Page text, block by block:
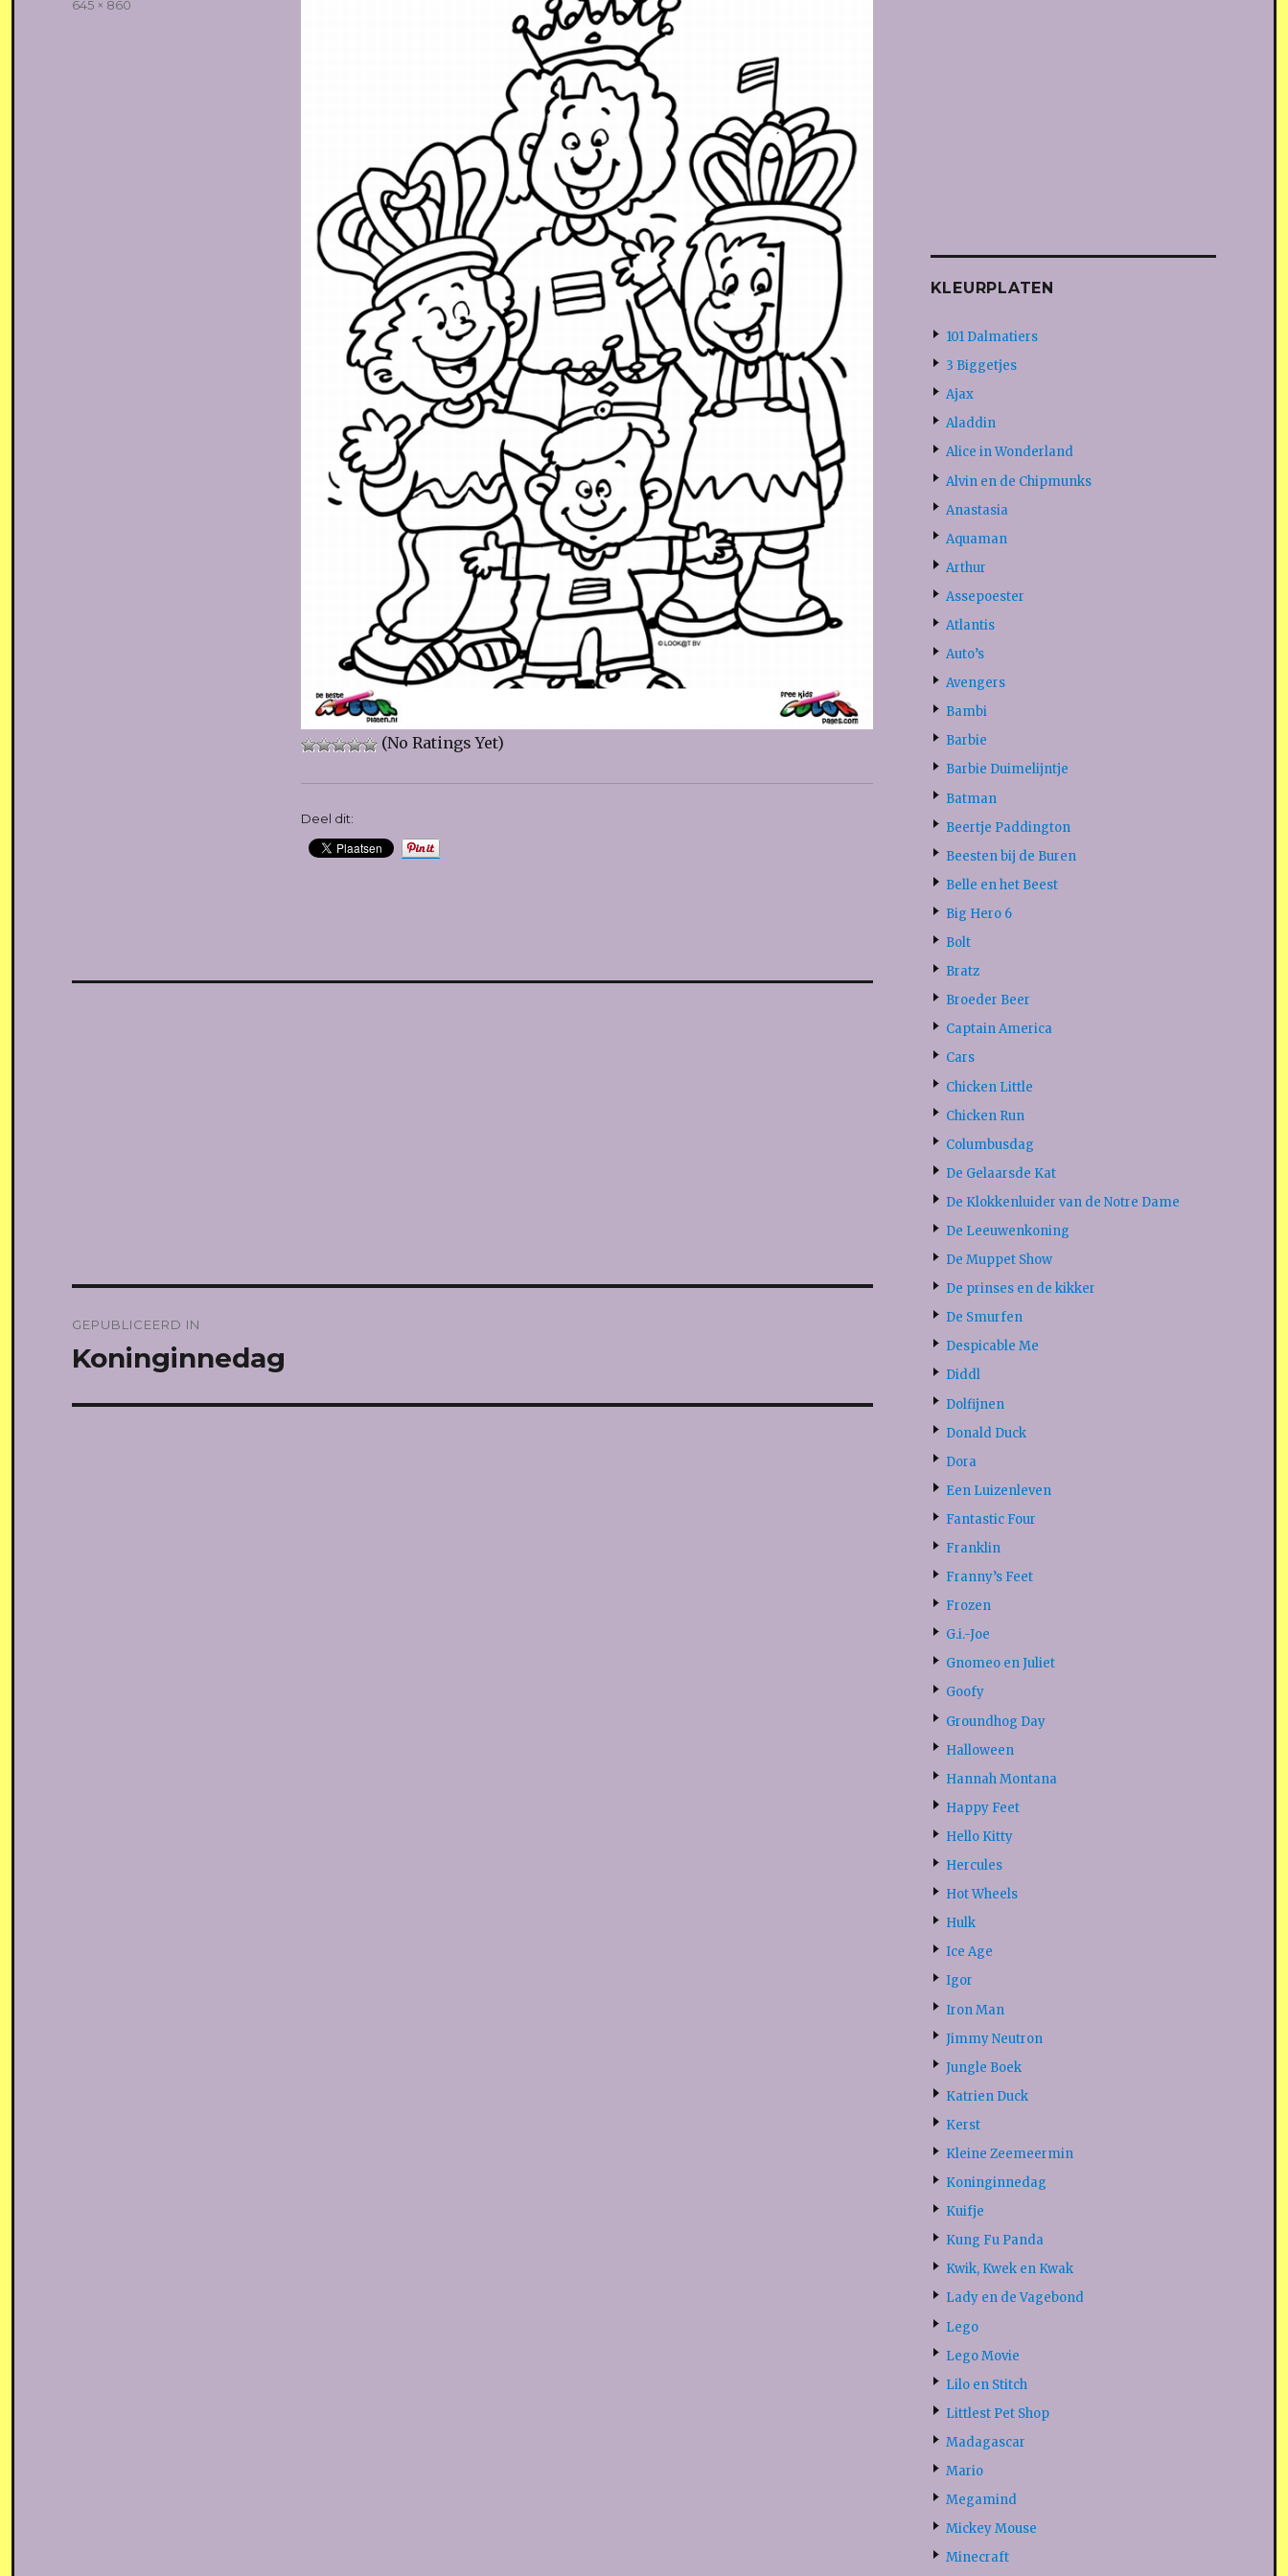
(No Ratings Yet)
Deel dit:
Volledige
645 × 860
navigatie
GEPUBLICEERD IN
Koninginnedag
KLEURPLATEN
101 Dalmatiers
3 Biggetjes
Ajax
Aladdin
Alice in Wonderland
Alvin en de Chipmunks
Anastasia
Aquaman
Arthur
Assepoester
Atlantis
Auto’s
Avengers
Bambi
Barbie
Barbie Duimelijntje
Batman
Beertje Paddington
Beesten bij de Buren
Belle en het Beest
Big Hero 6
Bolt
Bratz
Broeder Beer
Captain America
Cars
Chicken Little
Chicken Run
Columbusdag
De Gelaarsde Kat
De Klokkenluider van de Notre Dame
De Leeuwenkoning
De Muppet Show
De prinses en de kikker
De Smurfen
Despicable Me
Diddl
Dolfijnen
Donald Duck
Dora
Een Luizenleven
Fantastic Four
Franklin
Franny’s Feet
Frozen
G.i.-Joe
Gnomeo en Juliet
Goofy
Groundhog Day
Halloween
Hannah Montana
Happy Feet
Hello Kitty
Hercules
Hot Wheels
Hulk
Ice Age
Igor
Iron Man
Jimmy Neutron
Jungle Boek
Katrien Duck
Kerst
Kleine Zeemeermin
Koninginnedag
Kuifje
Kung Fu Panda
Kwik, Kwek en Kwak
Lady en de Vagebond
Lego
Lego Movie
Lilo en Stitch
Littlest Pet Shop
Madagascar
Mario
Megamind
Mickey Mouse
Minecraft